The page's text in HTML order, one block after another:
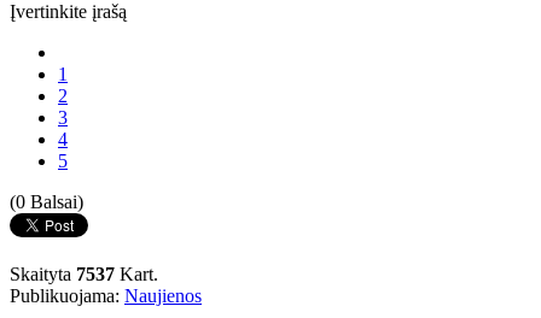
Įvertinkite įrašą
1
2
3
4
5
(0 Balsai)
Skaityta 7537 Kart.
Publikuojama: Naujienos